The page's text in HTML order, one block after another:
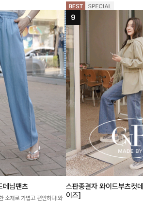
데님팬츠
재로 가볍고 편안하다!와
스판종결자 와이드부츠컷
이즈]